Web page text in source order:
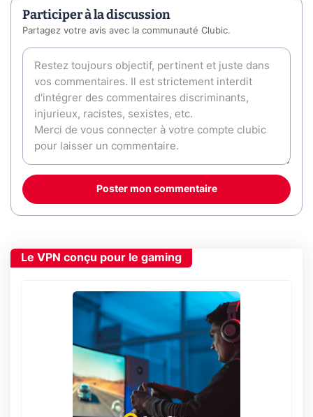
Participer à la discussion
Partagez votre avis avec la communauté Clubic.
Poster mon commentaire
Le VPN conçu pour le gaming